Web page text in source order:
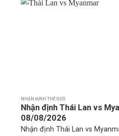
NHẬN ĐỊNH THẾ GIỚI
Nhận định Thái Lan vs
08/08/2026
Nhận định Thái Lan vs